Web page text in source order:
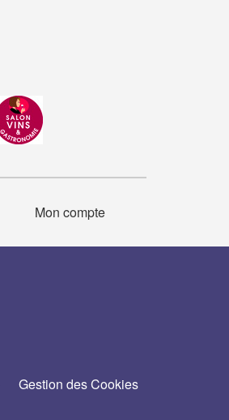
Mon compte
Gestion des Cookies